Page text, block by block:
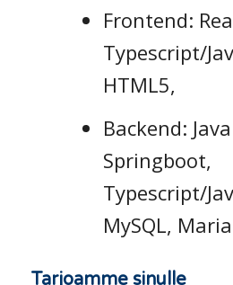
Frontend:
Typescript/
HTML5,
Backend:
Springboot,
Typescript/
MySQL,
Tarjoamme sinulle